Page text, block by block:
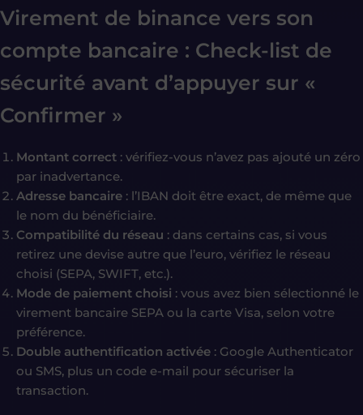
Virement de binance vers son
compte bancaire : Check-list de
sécurité avant d’appuyer sur «
Confirmer »
Montant correct : vérifiez-vous n’avez pas ajouté un zéro
par inadvertance.
Adresse bancaire : l’IBAN doit être exact, de même que
le nom du bénéficiaire.
Compatibilité du réseau : dans certains cas, si vous
retirez une devise autre que l’euro, vérifiez le réseau
choisi (SEPA, SWIFT, etc.).
Mode de paiement choisi : vous avez bien sélectionné le
virement bancaire SEPA ou la carte Visa, selon votre
préférence.
Double authentification activée : Google Authenticator
ou SMS, plus un code e-mail pour sécuriser la
transaction.